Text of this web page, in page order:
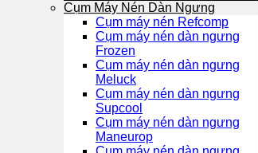
Cụm Máy Nén Dàn Ngưng
Cụm máy nén Refcomp
Cụm máy nén dàn ngưng
Frozen
Cụm máy nén dàn ngưng
Meluck
Cụm máy nén dàn ngưng
Supcool
Cụm máy nén dàn ngưng
Maneurop